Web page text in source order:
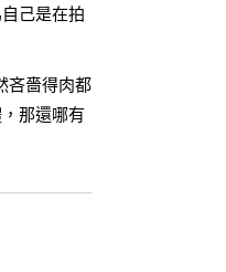
己是在拍
吝嗇得肉都
那還哪有